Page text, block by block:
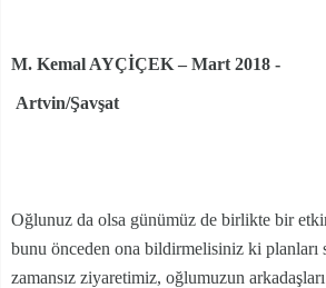
M. Kemal AYÇİÇEK – Mart 2018 -
Artvin/Şavşat
Oğlunuz da olsa günümüz de birlikte bir
bunu önceden ona bildirmelisiniz ki planları
zamansız ziyaretimiz, oğlumuzun